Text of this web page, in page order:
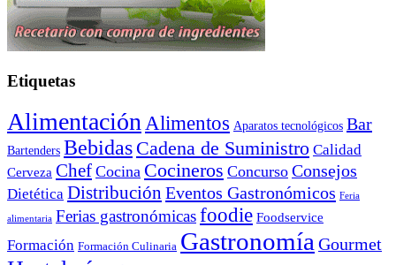
Etiquetas
Alimentación Alimentos Aparatos tecnológicos Bar
Bartenders Bebidas Cadena de Suministro Calidad
Cerveza Chef Cocina Cocineros Concurso Consejos
Dietética Distribución Eventos Gastronómicos Feria
alimentaria Ferias gastronómicasfoodie Foodservice
Formación Formación Culinaria Gastronomía Gourmet